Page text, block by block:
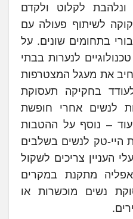
ונלהבת לקלוט ולקדם
לשיתוף פעולה עם
בתחומים שונים. על
לנערות בבתי
את מעגל המצטרפות
בחקיקה תעסוקת
לנשים אחרי חופשת
– נוסף על ההטבות
היי-טק לנשים בשלבים
העניין צריכים לשקול
מתקנת במקרים
נשים מוכשרות או